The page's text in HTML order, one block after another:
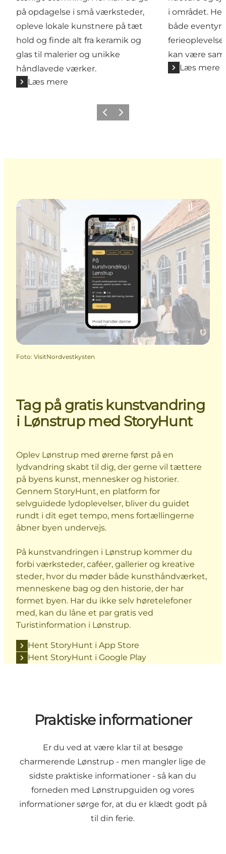
på opdagelse i små værksteder,
opleve lokale kunstnere på tæt
hold og finde alt fra keramik og
glas til malerier og unikke
håndlavede værker.
Læs mere
i området.
både eventyr,
kan være
Læs mere
ForrigeNæste
Foto: VisitNordvestkysten
Tag på gratis kunstvandring
i Lønstrup med StoryHunt
Oplev Lønstrup med ørerne først på en
lydvandring skabt til dig, der gerne vil tættere
på byens kunst, mennesker og historier.
Gennem StoryHunt, en platform for
selvguidede lydoplevelser, bliver du guidet
rundt i dit eget tempo, mens fortællingerne
åbner byen undervejs.
På kunstvandringen i Lønstrup kommer du
forbi værksteder, caféer, gallerier og kreative
steder, hvor du møder både kunsthåndværket,
menneskene bag og den historie, der har
formet byen. Har du ikke selv høretelefoner
med, kan du låne et par gratis ved
Turistinformation i Lønstrup.
Hent StoryHunt i App Store
Hent StoryHunt i Google Play
Praktiske informationer
Er du ved at være klar til at besøge
charmerende Lønstrup - men mangler lige de
sidste praktiske informationer - så kan du
forneden med Lønstrupguiden og vores
informationer sørge for, at du er klædt godt på
til din ferie.